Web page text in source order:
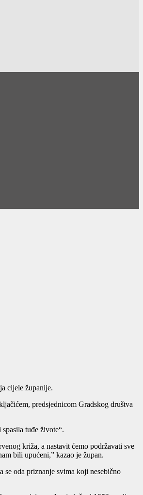
cijele županije.
predsjednicom Gradskog društva
tuđe živote“.
križa, a nastavit ćemo podržavati sve
bili upućeni,” kazao je župan.
oda priznanje svima koji nesebično